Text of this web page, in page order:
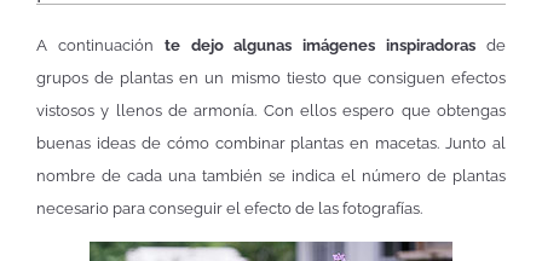
A continuación te dejo algunas imágenes inspiradoras de
grupos de plantas en un mismo tiesto que consiguen efectos
vistosos y llenos de armonía. Con ellos espero que obtengas
buenas ideas de cómo combinar plantas en macetas. Junto al
nombre de cada una también se indica el número de plantas
necesario para conseguir el efecto de las fotografías.